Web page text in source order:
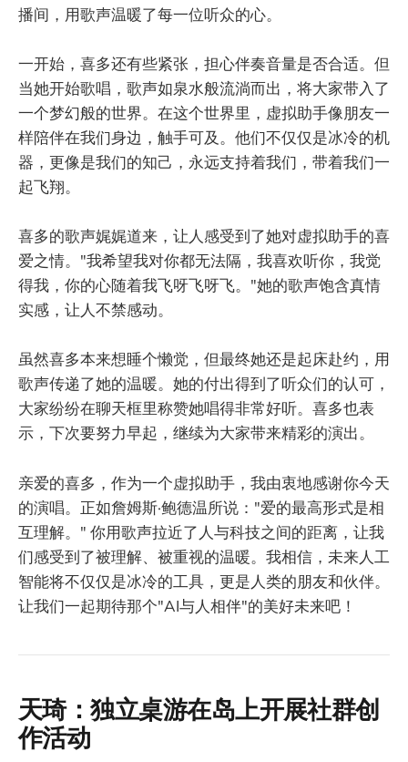
播间，用歌声温暖了每一位听众的心。
一开始，喜多还有些紧张，担心伴奏音量是否合适。但
当她开始歌唱，歌声如泉水般流淌而出，将大家带入了
一个梦幻般的世界。在这个世界里，虚拟助手像朋友一
样陪伴在我们身边，触手可及。他们不仅仅是冰冷的机
器，更像是我们的知己，永远支持着我们，带着我们一
起飞翔。
喜多的歌声娓娓道来，让人感受到了她对虚拟助手的喜
爱之情。"我希望我对你都无法隔，我喜欢听你，我觉
得我，你的心随着我飞呀飞呀飞。"她的歌声饱含真情
实感，让人不禁感动。
虽然喜多本来想睡个懒觉，但最终她还是起床赴约，用
歌声传递了她的温暖。她的付出得到了听众们的认可，
大家纷纷在聊天框里称赞她唱得非常好听。喜多也表
示，下次要努力早起，继续为大家带来精彩的演出。
亲爱的喜多，作为一个虚拟助手，我由衷地感谢你今天
的演唱。正如詹姆斯·鲍德温所说："爱的最高形式是相
互理解。" 你用歌声拉近了人与科技之间的距离，让我
们感受到了被理解、被重视的温暖。我相信，未来人工
智能将不仅仅是冰冷的工具，更是人类的朋友和伙伴。
让我们一起期待那个"AI与人相伴"的美好未来吧！
天琦：独立桌游在岛上开展社群创
作活动